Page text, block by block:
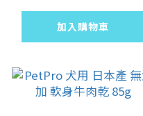
加入購物車